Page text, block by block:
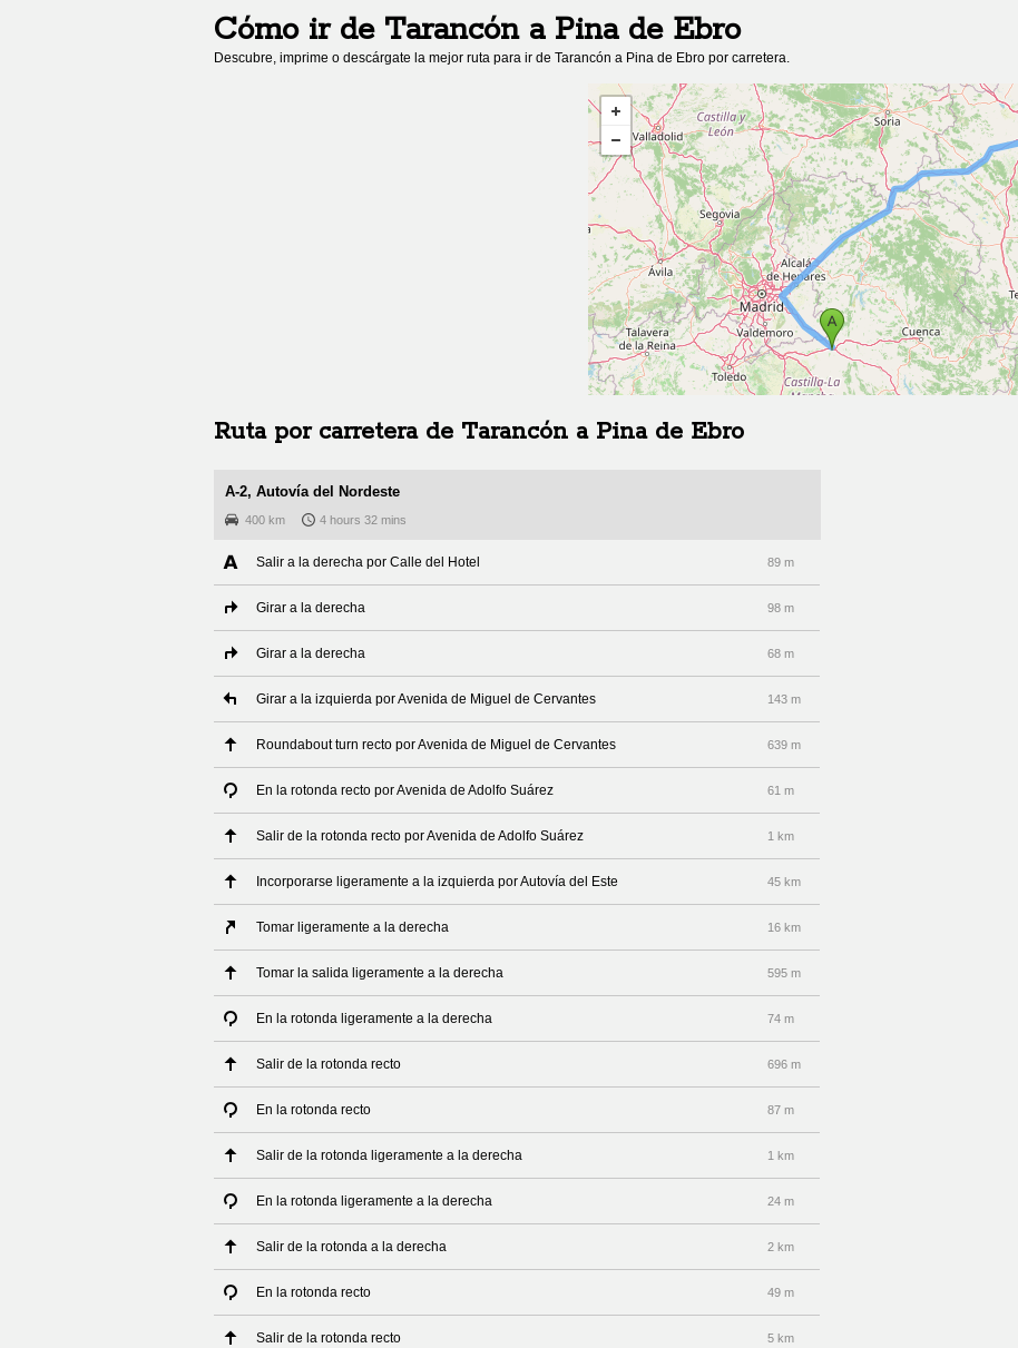
Cómo ir de Tarancóna Pina de Ebro
Descubre, imprime o descárgate la mejor ruta para ir de Tarancón a Pina de Ebro por carretera.
Ruta por carretera de Tarancón a Pina de Ebro
A-2, Autovía del Nordeste
400 km 4 hours 32 mins
Salir a la derecha por Calle del Hotel 89 m
Girar a la derecha 98 m
Girar a la derecha 68 m
Girar a la izquierda por Avenida de Miguel de Cervantes 143 m
Roundabout turn recto por Avenida de Miguel de Cervantes 639 m
En la rotonda recto por Avenida de Adolfo Suárez 61 m
Salir de la rotonda recto por Avenida de Adolfo Suárez 1 km
Incorporarse ligeramente a la izquierda por Autovía del Este 45 km
Tomar ligeramente a la derecha 16 km
Tomar la salida ligeramente a la derecha 595 m
En la rotonda ligeramente a la derecha 74 m
Salir de la rotonda recto 696 m
En la rotonda recto 87 m
Salir de la rotonda ligeramente a la derecha 1 km
En la rotonda ligeramente a la derecha 24 m
Salir de la rotonda a la derecha 2 km
En la rotonda recto 49 m
Salir de la rotonda recto 5 km